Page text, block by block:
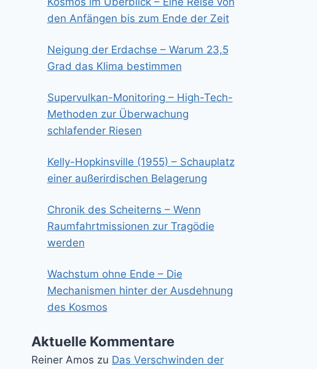
den Anfängen bis zum Ende der Zeit
Neigung der Erdachse – Warum 23,5
Grad das Klima bestimmen
Supervulkan-Monitoring – High-Tech-
Methoden zur Überwachung
schlafender Riesen
Kelly-Hopkinsville (1955) – Schauplatz
einer außerirdischen Belagerung
Chronik des Scheiterns – Wenn
Raumfahrtmissionen zur Tragödie
werden
Wachstum ohne Ende – Die
Mechanismen hinter der Ausdehnung
des Kosmos
Aktuelle Kommentare
Reiner Amos zu Das Verschwinden der